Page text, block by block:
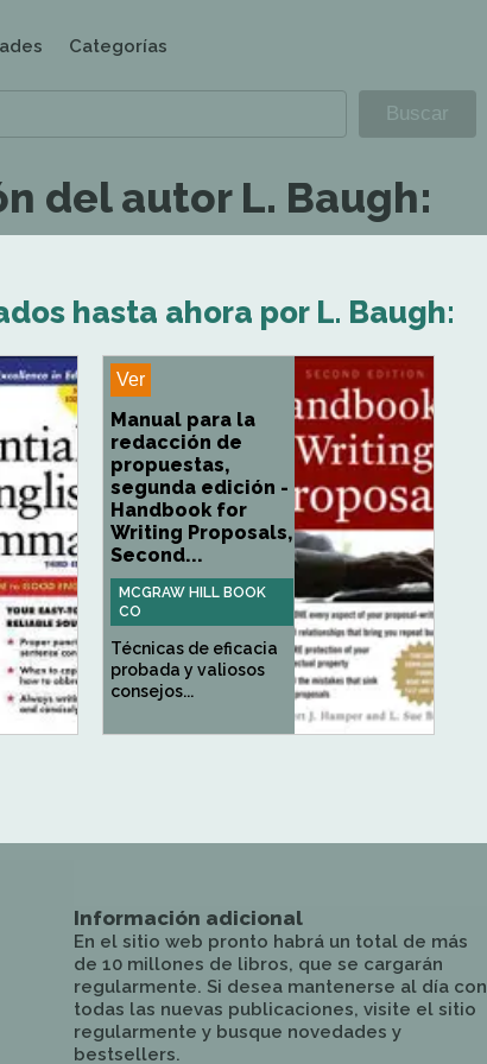
Categorías
del autor L. Baugh:
hasta ahora por L. Baugh:
Ver
Manual para la
redacción de
propuestas,
segunda edición -
Handbook for
Writing Proposals,
Second...
MCGRAW HILL BOOK
CO
Técnicas de eficacia
probada y valiosos
consejos...
Información adicional
En el sitio web pronto habrá un total de más
de 10 millones de libros, que se cargarán
regularmente. Si desea mantenerse al día con
todas las nuevas publicaciones, visite el sitio
regularmente y busque novedades y
bestsellers.